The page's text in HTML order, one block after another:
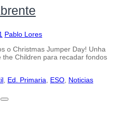
Pablo Lores
o Christmas Jumper Day! Unha
the Children para recadar fondos
Ed. Primaria ESO Noticias
Buscar